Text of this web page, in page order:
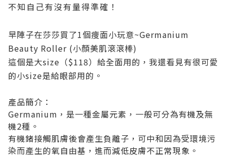
不知自己有沒有量得準確！
早陣子在莎莎買了1個痩面小玩意~Germanium
Beauty Roller (小顏美肌滾滾棒)
這個是大size（$118）給全面用的，我還看見有很可愛
的小size是給眼部用的。
產品簡介：
Germanium，是一種金屬元素，一般可分為有機及無
機2種。
有機鍺接觸肌膚後會產生負離子，可中和因為受環境污
染而產生的氧自由基，進而減低皮膚不正常現象。